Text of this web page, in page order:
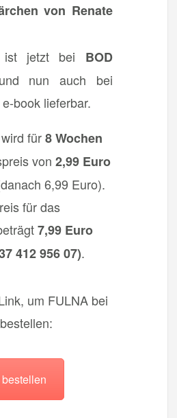
von Renate
ist jetzt bei BOD
nun auch bei
book lieferbar.
wird für8 Wochen
von 2,99 Euro
6,99 Euro).
für das
7,99 Euro
412 956 07).
um FULNA bei